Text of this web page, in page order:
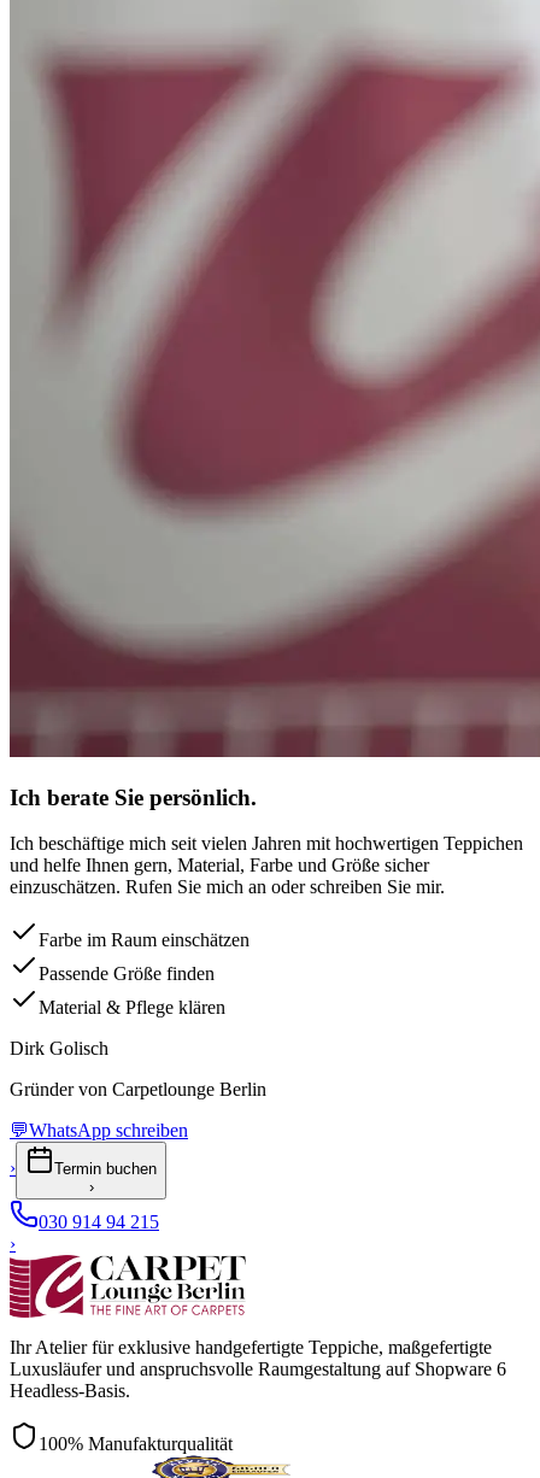
Ich berate Sie persönlich.
Ich beschäftige mich seit vielen Jahren mit hochwertigen Teppichen
und helfe Ihnen gern, Material, Farbe und Größe sicher
einzuschätzen. Rufen Sie mich an oder schreiben Sie mir.
Farbe im Raum einschätzen
Passende Größe finden
Material & Pflege klären
Dirk Golisch
Gründer von Carpetlounge Berlin
💬WhatsApp schreiben
›
Termin buchen
›
030 914 94 215
›
Ihr Atelier für exklusive handgefertigte Teppiche, maßgefertigte
Luxusläufer und anspruchsvolle Raumgestaltung auf Shopware 6
Headless-Basis.
100% Manufakturqualität